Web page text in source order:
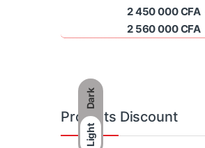
Dark
Light
2 450 000CFA
2 560 000CFA
Produits Discount